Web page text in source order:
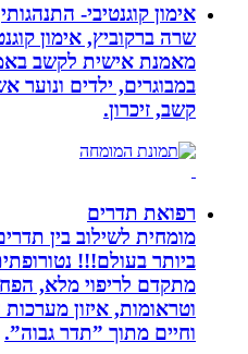
אימון קוגנטיבי- התנהגותי
שרה ברקוביץ, אימון קוגנטיבי
מאמנת אישית לקשב
במבוגרים, ילדים ונוער אשר
קשב, זיכרון.
רפואת תדרים
מומחית לשילוב בין תדרים
מתקדם לריפוי מלא, הפחתת
וטראומות, איזון מערכות
וחיים מתוך ”תדר גבוה”.